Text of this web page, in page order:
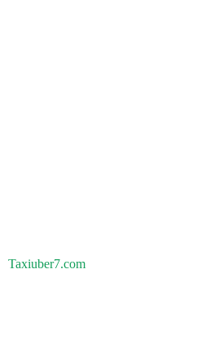
Taxiuber7.com